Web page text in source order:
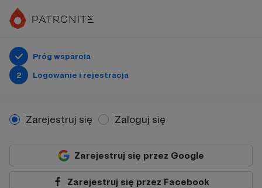
Próg wsparcia
2
Logowanie i rejestracja
Zarejestruj się Zaloguj się
Zarejestruj się przez Google
Zarejestruj się przez Facebook